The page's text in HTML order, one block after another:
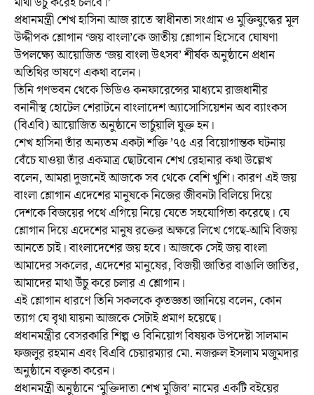
প্রধানমন্ত্রী শেখ হাসিনা আজ রাতে স্বাধীনতা সংগ্রাম ও মুক্তিযুদ্ধের মূল
উদ্দীপক শ্লোগান ‘জয় বাংলা’কে জাতীয় শ্লোগান হিসেবে ঘোষণা
উপলক্ষ্যে আয়োজিত ‘জয় বাংলা উৎসব’ শীর্ষক অনুষ্ঠানে প্রধান
অতিথির ভাষণে একথা বলেন।
তিনি গণভবন থেকে ভিডিও কনফারেন্সের মাধ্যমে রাজধানীর
বনানীস্থ হোটেল শেরাটনে বাংলাদেশ অ্যাসোসিয়েশন অব ব্যাংকস
(বিএবি) আয়োজিত অনুষ্ঠানে ভার্চুয়ালি যুক্ত হন।
শেখ হাসিনা তাঁর অন্যতম একটা শক্তি ’৭৫ এর বিয়োগান্তক ঘটনায়
বেঁচে যাওয়া তাঁর একমাত্র ছোটবোন শেখ রেহানার কথা উল্লেখ
বলেন, আমরা দুজনেই আজকে সব থেকে বেশি খুশি। কারণ এই জয়
বাংলা শ্লোগান এদেশের মানুষকে নিজের জীবনটা বিলিয়ে দিয়ে
দেশকে বিজয়ের পথে এগিয়ে নিয়ে যেতে সহযোগিতা করেছে। যে
শ্লোগান দিয়ে এদেশের মানুষ রক্তের অক্ষরে লিখে গেছে-আমি বিজয়
আনতে চাই। বাংলাদেশের জয় হবে। আজকে সেই জয় বাংলা
আমাদের সকলের, এদেশের মানুষের, বিজয়ী জাতির বাঙালি জাতির,
আমাদের মাথা উঁচু করে চলার এ শ্লোগান।
এই শ্লোগান ধারণে তিনি সকলকে কৃতজ্ঞতা জানিয়ে বলেন, কোন
ত্যাগ যে বৃথা যায়না আজকে সেটাই প্রমাণ হয়েছে।
প্রধানমন্ত্রীর বেসরকারি শিল্প ও বিনিয়োগ বিষয়ক উপদেষ্টা সালমান
ফজলুর রহমান এবং বিএবি চেয়ারম্যার মো. নজরুল ইসলাম মজুমদার
অনুষ্ঠানে বক্তৃতা করেন।
প্রধানমন্ত্রী অনুষ্ঠানে ‘মুক্তিদাতা শেখ মুজিব’ নামের একটি বইয়ের